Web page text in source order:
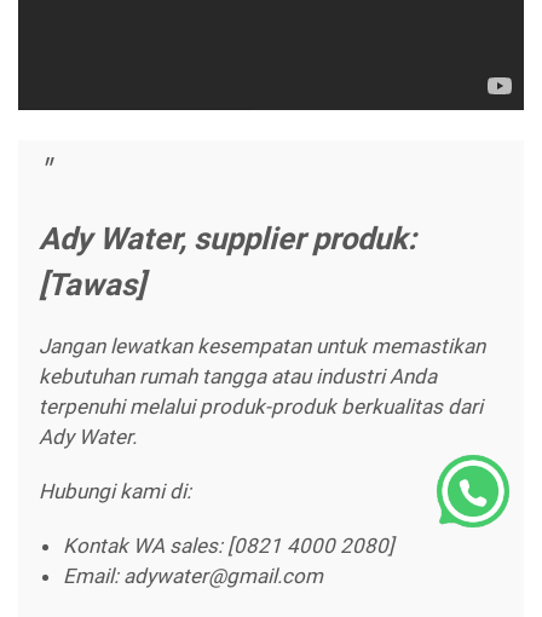
Ady Water, supplier produk:
[Tawas]
Jangan lewatkan kesempatan untuk memastikan
kebutuhan rumah tangga atau industri Anda
terpenuhi melalui produk-produk berkualitas dari
Ady Water.
Hubungi kami di:
Kontak WA sales: [0821 4000 2080]
Email: adywater@gmail.com